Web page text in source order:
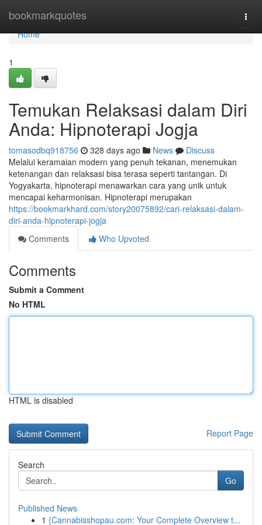
bookmarkquotes
Home
Home
1
Temukan Relaksasi dalam Diri
Anda: Hipnoterapi Jogja
tomasodbq918756 328 days ago News
Discuss
Melalui keramaian modern yang penuh tekanan, menemukan
ketenangan dan relaksasi bisa terasa seperti tantangan. Di
Yogyakarta, hipnoterapi menawarkan cara yang unik untuk
mencapai keharmonisan. Hipnoterapi merupakan
https://bookmarkhard.com/story20075892/cari-relaksasi-dalam-
diri-anda-hipnoterapi-jogja
Comments
Who Upvoted
Comments
Submit a Comment
No HTML
HTML is disabled
Report Page
Search
Go
Published News
1 {Cannabisshopau.com: Your Complete Overview t...